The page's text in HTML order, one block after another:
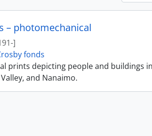
– photomechanical
]
fonds
prints depicting people and buildings
and Nanaimo.